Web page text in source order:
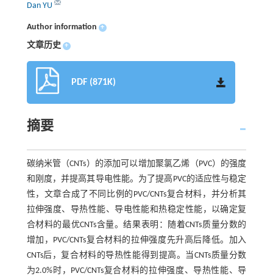
Dan YU
Author information +
文章历史 +
PDF (871K)
摘要
碳纳米管（CNTs）的添加可以增加聚氯乙烯（PVC）的强度
和刚度，并提高其导电性能。为了提高PVC的适应性与稳定
性，文章合成了不同比例的PVC/CNTs复合材料，并分析其
拉伸强度、导热性能、导电性能和热稳定性能，以确定复
合材料的最优CNTs含量。结果表明：随着CNTs质量分数的
增加，PVC/CNTs复合材料的拉伸强度先升高后降低。加入
CNTs后，复合材料的导热性能得到提高。当CNTs质量分数
为2.0%时，PVC/CNTs复合材料的拉伸强度、导热性能、导